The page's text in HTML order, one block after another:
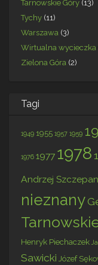
Tarnowskie Góry (13)
Tychy (11)
Warszawa (3)
Wirtualna wycieczka
Zielona Góra (2)
Tagi
1949 1955 1957 1959
1976 1977 1978
Andrzej
nieznany
Henryk Piechaczek
Sawicki Józef